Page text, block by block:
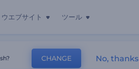
ウエブサイト ツール
CHANGE No, thanks